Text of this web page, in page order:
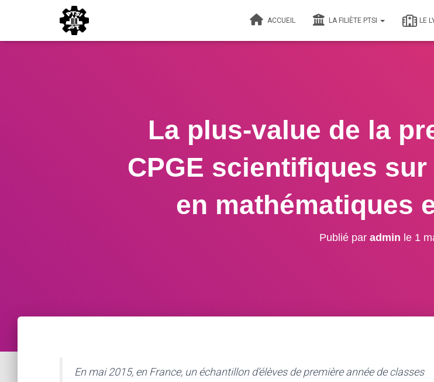
ACCUEIL LA FILIÈTE PTSI LE
La plus-value de la
CPGE scientifiques
en mathématiques
Publié par admin le 1
En mai 2015, en France, un échantillon d’élèves de première année de classes